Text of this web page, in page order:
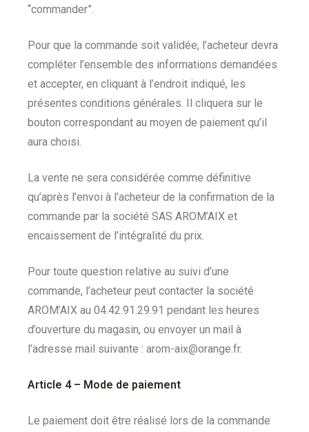
“commander”.
Pour que la commande soit validée, l’acheteur devra
compléter l’ensemble des informations demandées
et accepter, en cliquant à l’endroit indiqué, les
présentes conditions générales. Il cliquera sur le
bouton correspondant au moyen de paiement qu’il
aura choisi.
La vente ne sera considérée comme définitive
qu’après l’envoi à l’acheteur de la confirmation de la
commande par la société SAS AROM’AIX et
encaissement de l’intégralité du prix.
Pour toute question relative au suivi d’une
commande, l’acheteur peut contacter la société
AROM’AIX au 04.42.91.29.91 pendant les heures
d’ouverture du magasin, ou envoyer un mail à
l’adresse mail suivante : arom-aix@orange.fr.
Article 4 – Mode de paiement
Le paiement doit être réalisé lors de la commande